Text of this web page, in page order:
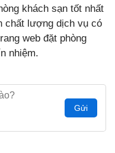
khách sạn tốt nhất
chất lượng dịch vụ có
web đặt phòng
nhiệm.
Gửi